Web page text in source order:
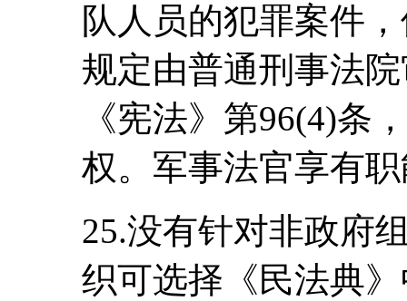
队人员的犯罪案件
规定由普通刑事法
《宪法》第96(4)条
权。军事法官享有
25.没有针对非政府
织可选择《民法典